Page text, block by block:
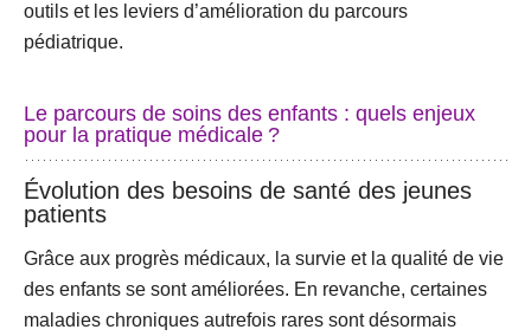
outils et les leviers d’amélioration du parcours
pédiatrique.
Le parcours de soins des enfants : quels enjeux
pour la pratique médicale ?
Évolution des besoins de santé des jeunes
patients
Grâce aux progrès médicaux, la survie et la qualité de vie
des enfants se sont améliorées. En revanche, certaines
maladies chroniques autrefois rares sont désormais